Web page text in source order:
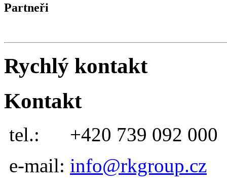
Partneři
Rychlý kontakt
Kontakt
tel.: +420 739 092 000
e-mail: info@rkgroup.cz